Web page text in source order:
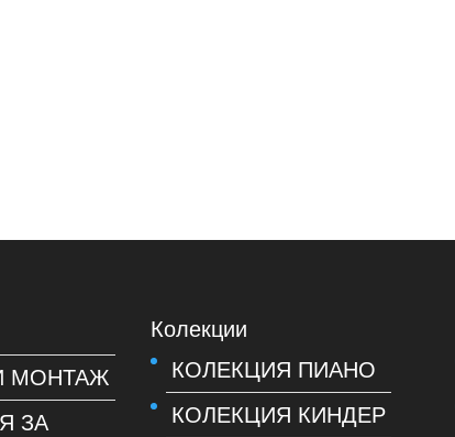
МОНТАЖ
ЗА
Колекции
КОЛЕКЦИЯ ПИАНО
КОЛЕКЦИЯ КИНДЕР